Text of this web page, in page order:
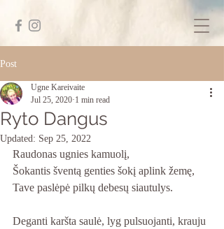
Post
Ryto Dangus
Ugne Kareivaite
Jul 25, 2020 1 min read
Updated: Sep 25, 2022
Raudonas ugnies kamuolį,
Šokantis šventą genties šokį aplink žemę,
Tave paslėpė pilkų debesų siautulys.
Deganti karšta saulė, lyg pulsuojanti, krauju